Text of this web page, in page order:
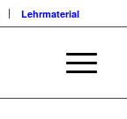
Lehrmaterial